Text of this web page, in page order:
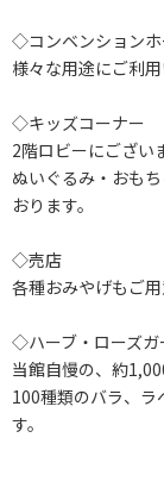
◇コンベンションホ
様々な用途にご利
◇キッズコーナー
2階ロビーにござい
ぬいぐるみ・おも
おります。
◇売店
各種おみやげもご用
◇ハーブ・ローズガ
当館自慢の、約
100種類のバラ、ラ
す。